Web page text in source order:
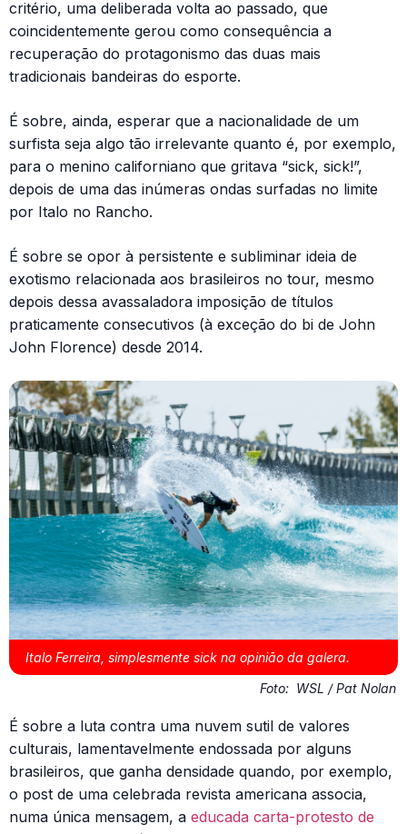
critério, uma deliberada volta ao passado, que
coincidentemente gerou como consequência a
recuperação do protagonismo das duas mais
tradicionais bandeiras do esporte.
É sobre, ainda, esperar que a nacionalidade de um
surfista seja algo tão irrelevante quanto é, por exemplo,
para o menino californiano que gritava “sick, sick!”,
depois de uma das inúmeras ondas surfadas no limite
por Italo no Rancho.
É sobre se opor à persistente e subliminar ideia de
exotismo relacionada aos brasileiros no tour, mesmo
depois dessa avassaladora imposição de títulos
praticamente consecutivos (à exceção do bi de John
John Florence) desde 2014.
Italo Ferreira, simplesmente sick na opinião da galera.
Foto: WSL / Pat Nolan
É sobre a luta contra uma nuvem sutil de valores
culturais, lamentavelmente endossada por alguns
brasileiros, que ganha densidade quando, por exemplo,
o post de uma celebrada revista americana associa,
numa única mensagem, a educada carta-protesto de